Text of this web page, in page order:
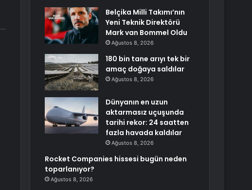
Belçika Milli Takımı’nın
Yeni Teknik Direktörü
Mark van Bommel Oldu
Ağustos 8, 2026
180 bin tane arıyı tek bir
amaç doğaya saldılar
Ağustos 8, 2026
Dünyanın en uzun
aktarmasız uçuşunda
tarihi rekor: 24 saatten
fazla havada kaldılar
Ağustos 8, 2026
Rocket Companies hissesi bugün neden
toparlanıyor?
Ağustos 8, 2026